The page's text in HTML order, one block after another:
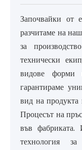
Започвайки от
разчитаме на
за
технически
видове форми
гарантираме
вид на продукта
Процесът на
във фабриката.
технология